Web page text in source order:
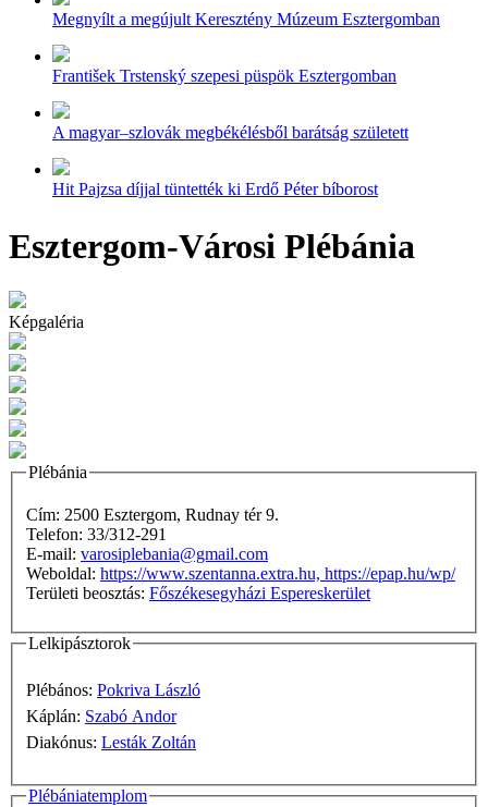
Megnyílt a megújult Keresztény Múzeum Esztergomban
František Trstenský szepesi püspök Esztergomban
A magyar–szlovák megbékélésből barátság született
Hit Pajzsa díjjal tüntették ki Erdő Péter bíborost
Esztergom-Városi Plébánia
Képgaléria
Plébánia
Cím: 2500 Esztergom, Rudnay tér 9.
Telefon: 33/312-291
E-mail: varosiplebania@gmail.com
Weboldal: https://www.szentanna.extra.hu, https://epap.hu/wp/
Területi beosztás: Főszékesegyházi Espereskerület
Lelkipásztorok
Plébános: Pokriva László
Káplán: Szabó Andor
Diakónus: Lesták Zoltán
Plébániatemplom